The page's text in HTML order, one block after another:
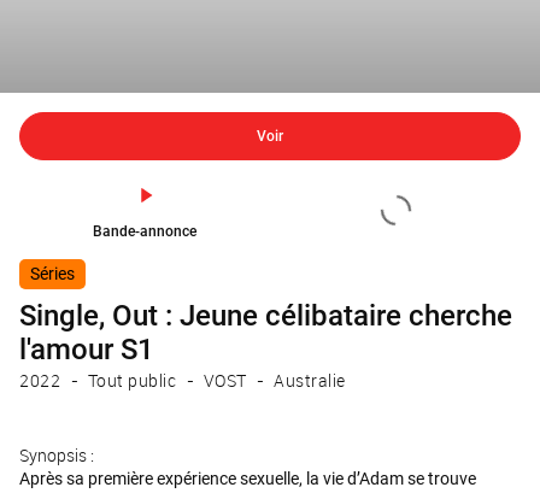
Voir
Bande-annonce
Séries
Single, Out : Jeune célibataire cherche
l'amour S1
2022 Tout public VOST Australie
Synopsis :
Après sa première expérience sexuelle, la vie d’Adam se trouve